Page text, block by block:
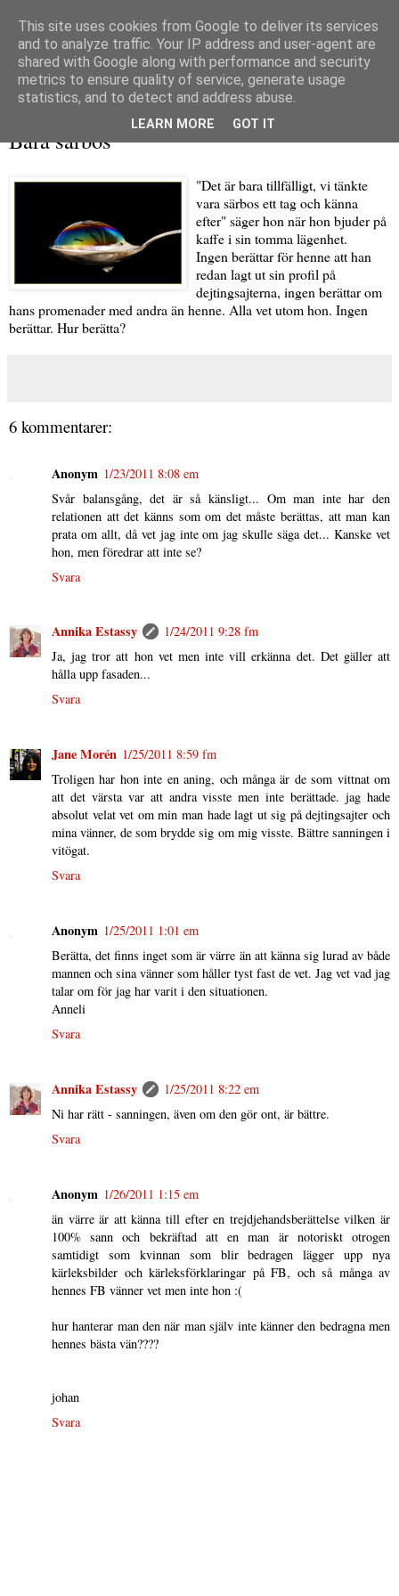
Bara särbos
"Det är bara tillfälligt, vi tänkte
vara särbos ett tag och känna
efter" säger hon när hon bjuder på
kaffe i sin tomma lägenhet.
Ingen berättar för henne att han
redan lagt ut sin profil på
dejtingsajterna, ingen berättar om
hans promenader med andra än henne. Alla vet utom hon. Ingen
berättar. Hur berätta?
6 kommentarer:
Anonym 1/23/2011 8:08 em
Svår balansgång, det är så känsligt... Om man inte har den
relationen att det känns som om det måste berättas, att man kan
prata om allt, då vet jag inte om jag skulle säga det... Kanske vet
hon, men föredrar att inte se?
Svara
Annika Estassy
1/24/2011 9:28 fm
Ja, jag tror att hon vet men inte vill erkänna det. Det gäller att
hålla upp fasaden...
Svara
Jane Morén 1/25/2011 8:59 fm
Troligen har hon inte en aning, och många är de som vittnat om
att det värsta var att andra visste men inte berättade. jag hade
absolut velat vet om min man hade lagt ut sig på dejtingsajter och
mina vänner, de som brydde sig om mig visste. Bättre sanningen i
vitögat.
Svara
Anonym 1/25/2011 1:01 em
Berätta, det finns inget som är värre än att känna sig lurad av både
mannen och sina vänner som håller tyst fast de vet. Jag vet vad jag
talar om för jag har varit i den situationen.
Anneli
Svara
Annika Estassy
1/25/2011 8:22 em
Ni har rätt - sanningen, även om den gör ont, är bättre.
Svara
Anonym 1/26/2011 1:15 em
än värre är att känna till efter en trejdjehandsberättelse vilken är
100% sann och bekräftad att en man är notoriskt otrogen
samtidigt som kvinnan som blir bedragen lägger upp nya
kärleksbilder och kärleksförklaringar på FB, och så många av
hennes FB vänner vet men inte hon :(
hur hanterar man den när man själv inte känner den bedragna men
hennes bästa vän????
johan
Svara
This site uses cookies from Google to deliver its services
and to analyze traffic. Your IP address and user-agent are
shared with Google along with performance and security
metrics to ensure quality of service, generate usage
statistics, and to detect and address abuse.
LEARN MORE GOT IT